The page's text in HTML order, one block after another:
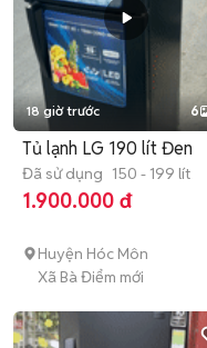
18 giờ trước 6
Tủ lạnh LG 190 lít Đen
Đã sử dụng 150 - 199 lít
1.900.000 đ
Huyện Hóc Môn
Xã Bà Điểm mới